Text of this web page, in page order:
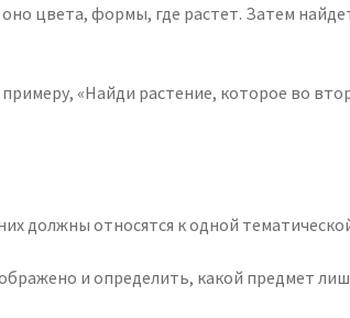
цвета, формы, где растет. Затем
«Найди растение, которое во
должны относятся к одной
и определить, какой предмет